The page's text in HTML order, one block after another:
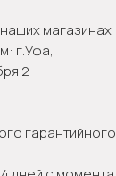
магазинах
г.Уфа,
2
гарантийного